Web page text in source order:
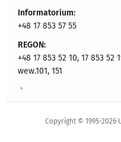
Informatorium:
+48 17 853 57 55
REGON:
+48 17 853 52 10, 17 853 52
wew.101, 151
Copyright © 1995-2026